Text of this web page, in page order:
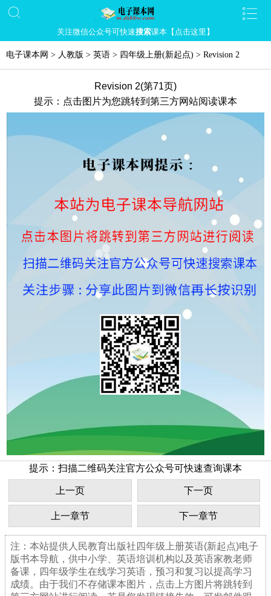
关注微信公众号可快速搜索课本【点击这里】
电子课本网 > 人教版 > 英语 > 四年级上册(新起点) > Revision 2
Revision 2(第71页)
提示：点击图片为您跳转到第三方网站阅读课本
提示：扫描二维码关注官方公众号可快速查询课本
上一页 下一页
上一章节 下一章节
注：本站提供人民教育出版社四年级上册英语(新起点)电子
版书本导航，供中小学、英语培训机构以及英语家教老师
备课，四年级学生在线学习英语，预习和复习以提高学习
成绩。由于我们不存储课本图片，点击上方图片将跳转到